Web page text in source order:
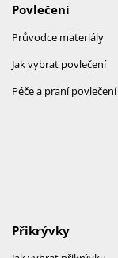
Povlečení
Průvodce materiály
Jak vybrat povlečení
Péče a praní povlečení
Přikrývky